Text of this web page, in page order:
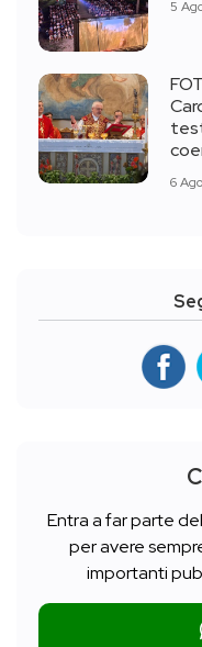
5
6
Entra a far parte
per avere
importanti